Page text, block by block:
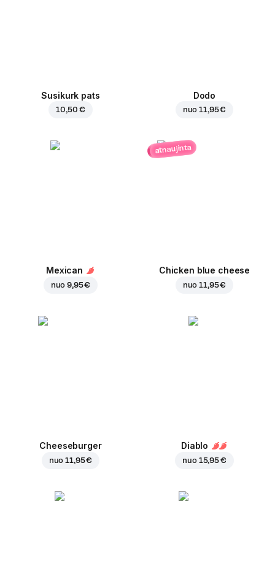
Susikurk pats
10,50 €
Dodo
nuo11,95 €
Mexican
nuo9,95 €
atnaujinta
Chicken blue cheese
nuo11,95 €
Cheeseburger
nuo11,95 €
Diablo
nuo 15,95 €